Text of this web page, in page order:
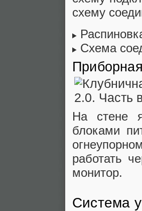
схему
Схема
На стене
блоками
работать
монитор.
Система